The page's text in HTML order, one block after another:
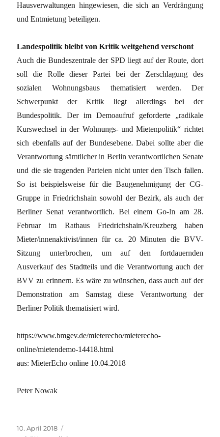
Hausverwaltungen hingewiesen, die sich an Verdrängung
und Entmietung beteiligen.
Landespolitik bleibt von Kritik weitgehend verschont
Auch die Bundeszentrale der SPD liegt auf der Route, dort
soll die Rolle dieser Partei bei der Zerschlagung des
sozialen Wohnungsbaus thematisiert werden. Der
Schwerpunkt der Kritik liegt allerdings bei der
Bundespolitik. Der im Demoaufruf geforderte „radikale
Kurswechsel in der Wohnungs- und Mietenpolitik“ richtet
sich ebenfalls auf der Bundesebene. Dabei sollte aber die
Verantwortung sämtlicher in Berlin verantwortlichen Senate
und die sie tragenden Parteien nicht unter den Tisch fallen.
So ist beispielsweise für die Baugenehmigung der CG-
Gruppe in Friedrichshain sowohl der Bezirk, als auch der
Berliner Senat verantwortlich. Bei einem Go-In am 28.
Februar im Rathaus Friedrichshain/Kreuzberg haben
Mieter/innenaktivist/innen für ca. 20 Minuten die BVV-
Sitzung unterbrochen, um auf den fortdauernden
Ausverkauf des Stadtteils und die Verantwortung auch der
BVV zu erinnern. Es wäre zu wünschen, dass auch auf der
Demonstration am Samstag diese Verantwortung der
Berliner Politik thematisiert wird.
https://www.bmgev.de/mieterecho/mieterecho-
online/mietendemo-14418.html
aus: MieterEcho online 10.04.2018
Peter Nowak
Veröffentlicht
10. April 2018